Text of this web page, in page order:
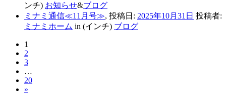
ンチ) お知らせ&ブログ
ミナミ通信≪11月号≫, 投稿日: 2025年10月31日 投稿者:
ミナミホーム in (インチ) ブログ
1
2
3
…
20
»